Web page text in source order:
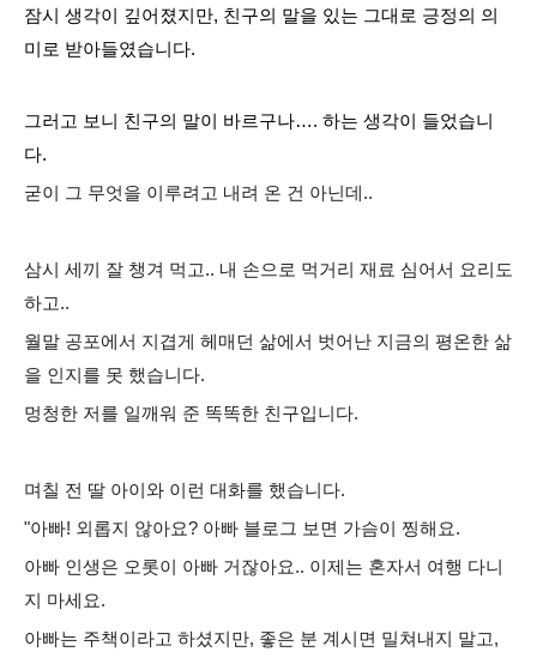
잠시 생각이 깊어졌지만, 친구의 말을 있는 그대로 긍정의 의
미로 받아들였습니다.
그러고 보니 친구의 말이 바르구나…. 하는 생각이 들었습니
다.
굳이 그 무엇을 이루려고 내려 온 건 아닌데 ..
삼시 세끼 잘 챙겨 먹고.. 내 손으로 먹거리 재료 심어서 요리도
하고..
월말 공포에서 지겹게 헤매던 삶에서 벗어난 지금의 평온한 삶
을 인지를 못 했습니다.
멍청한 저를 일깨워 준 똑똑한 친구입니다.
며칠 전 딸 아이와 이런 대화를 했습니다.
"아빠! 외롭지 않아요? 아빠 블로그 보면 가슴이 찡해요.
아빠 인생은 오롯이 아빠 거잖아요.. 이제는 혼자서 여행 다니
지 마세요.
아빠는 주책이라고 하셨지만, 좋은 분 계시면 밀쳐내지 말고,